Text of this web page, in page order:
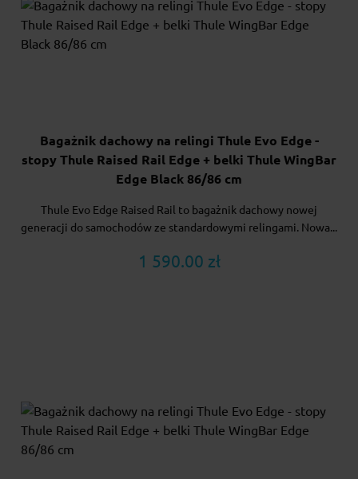
Bagażnik dachowy na relingi Thule Evo Edge -
stopy Thule Raised Rail Edge + belki Thule WingBar
Edge Black 86/86 cm
Thule Evo Edge Raised Rail to bagażnik dachowy nowej
generacji do samochodów ze standardowymi relingami. Nowa...
1 590.00 zł